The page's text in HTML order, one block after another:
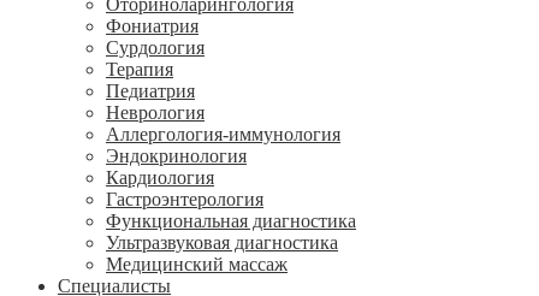
Оториноларингология
Фониатрия
Сурдология
Терапия
Педиатрия
Неврология
Аллергология-иммунология
Эндокринология
Кардиология
Гастроэнтерология
Функциональная диагностика
Ультразвуковая диагностика
Медицинский массаж
Специалисты